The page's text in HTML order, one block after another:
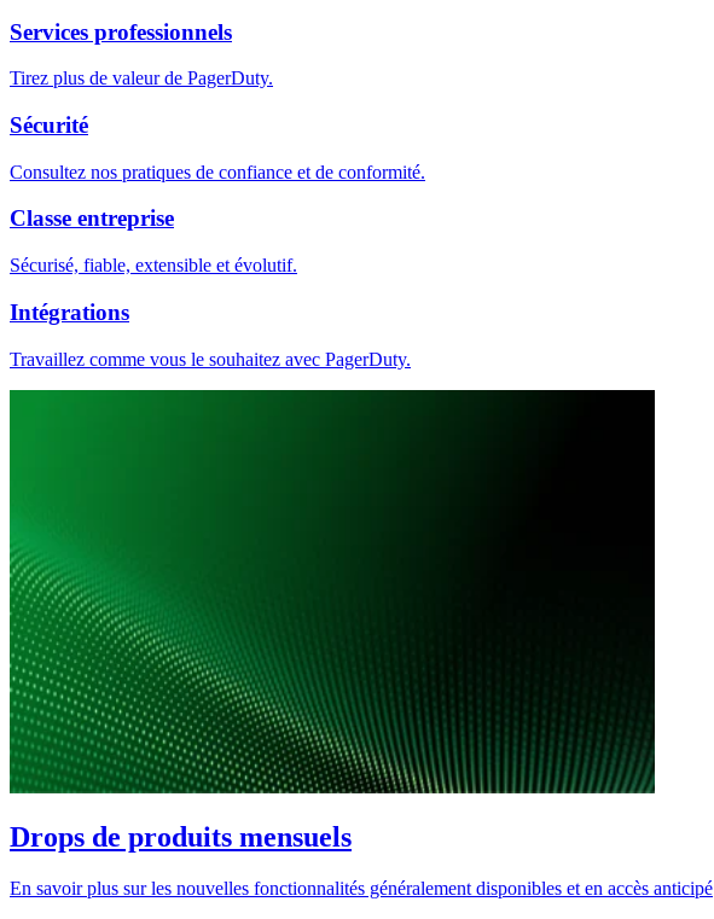
Services professionnels
Tirez plus de valeur de PagerDuty.
Sécurité
Consultez nos pratiques de confiance et de conformité.
Classe entreprise
Sécurisé, fiable, extensible et évolutif.
Intégrations
Travaillez comme vous le souhaitez avec PagerDuty.
Drops de produits mensuels
En savoir plus sur les nouvelles fonctionnalités généralement disponibles et en accès anticipé